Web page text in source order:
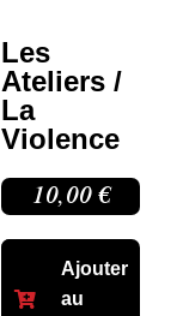
Les
Ateliers /
La
Violence
10,00 €
Ajouter
au